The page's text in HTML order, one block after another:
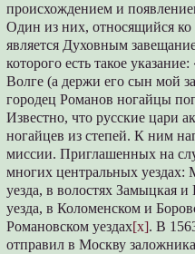
происхождением и
Один из них, относящийся
является Духовным
которого есть такое
Волге (а держи его сын мой
городец Романов ногайцы
Известно, что русские цари
ногайцев из степей. К ним
миссии. Приглашенных на
многих центральных уездах:
уезда, в волостях Замыцкая
уезда, в Коломенском и
Романовском уездах[x]. В
отправил в Москву